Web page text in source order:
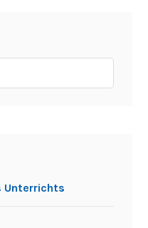
Unterrichts